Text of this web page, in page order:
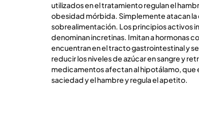
utilizados en el tratamiento regulan el
obesidad mórbida. Simplemente atacan la
sobrealimentación. Los principios activos
denominan incretinas. Imitan a hormonas
encuentran en el tracto gastrointestinal y
reducir los niveles de azúcar en sangre y
medicamentos afectan al hipotálamo, que
saciedad y el hambre y regula el apetito.